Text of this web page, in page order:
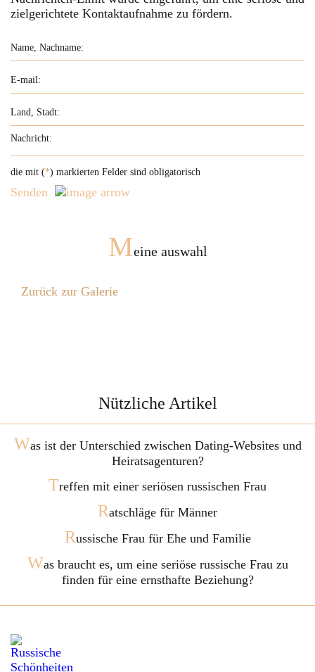
zielgerichtete Kontaktaufnahme zu fördern.
die mit (*) markierten Felder sind obligatorisch
Senden
Meine auswahl
Zurück zur Galerie
Nützliche Artikel
Was ist der Unterschied zwischen Dating-Websites und
Heiratsagenturen?
Treffen mit einer seriösen russischen Frau
Ratschläge für Männer
Russische Frau für Ehe und Familie
Was braucht es, um eine seriöse russische Frau zu
finden für eine ernsthafte Beziehung?